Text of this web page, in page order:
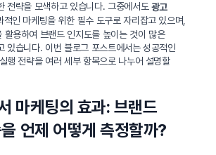
전략을 모색하고 있습니다. 그중에서도 광고
적인 마케팅을 위한 필수 도구로 자리잡고 있으며,
활용하여 브랜드 인지도를 높이는 것이 많은
있습니다. 이번 블로그 포스트에서는 성공적인
행 전략을 여러 세부 항목으로 나누어 설명할
마케팅의 효과: 브랜드
언제 어떻게 측정할까?